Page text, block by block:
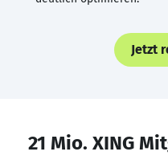
Jetzt
21 Mio. XING